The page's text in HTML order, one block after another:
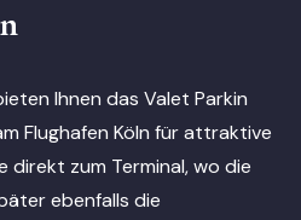
Ihnen das Valet Parkin
Flughafen Köln für attraktive
direkt zum Terminal, wo die
ebenfalls die